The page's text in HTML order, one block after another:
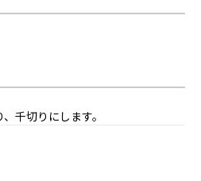
千切りにします。